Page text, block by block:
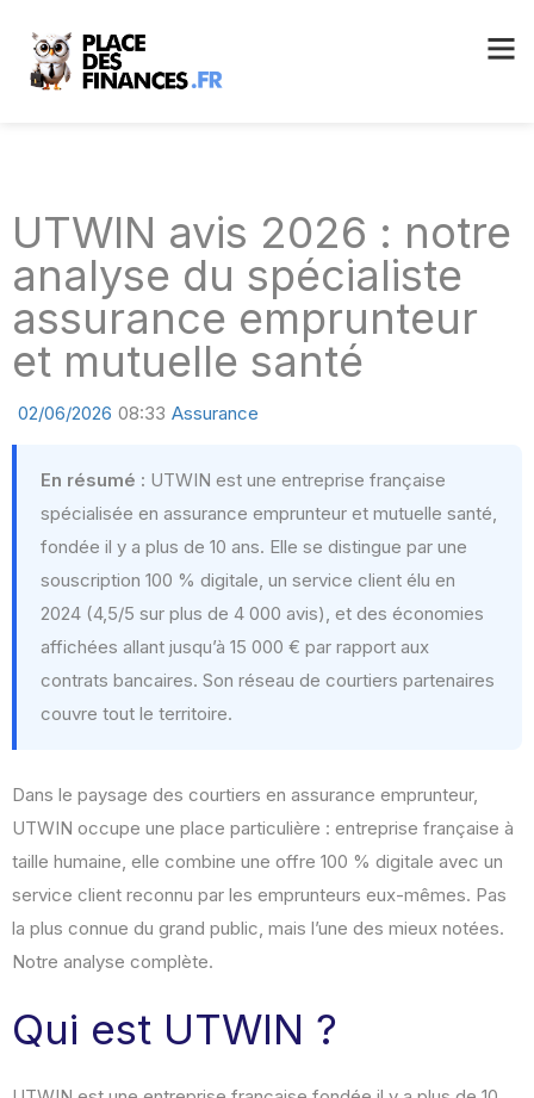
UTWIN avis 2026 : notre
analyse du spécialiste
assurance emprunteur
et mutuelle santé
02/06/2026 08:33 Assurance
En résumé : UTWIN est une entreprise française
spécialisée en assurance emprunteur et mutuelle santé,
fondée il y a plus de 10 ans. Elle se distingue par une
souscription 100 % digitale, un service client élu en
2024 (4,5/5 sur plus de 4 000 avis), et des économies
affichées allant jusqu’à 15 000 € par rapport aux
contrats bancaires. Son réseau de courtiers partenaires
couvre tout le territoire.
Dans le paysage des courtiers en assurance emprunteur,
UTWIN occupe une place particulière : entreprise française à
taille humaine, elle combine une offre 100 % digitale avec un
service client reconnu par les emprunteurs eux-mêmes. Pas
la plus connue du grand public, mais l’une des mieux notées.
Notre analyse complète.
Qui est UTWIN ?